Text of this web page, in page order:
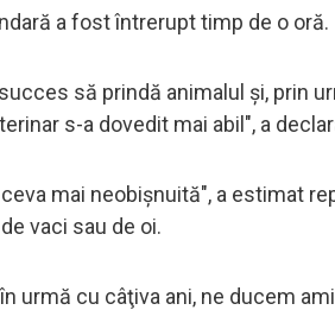
a fost întrerupt timp de o oră.
să prindă animalul şi, prin
s-a dovedit mai abil", a
mai neobişnuită", a estimat
vaci sau de oi.
urmă cu câţiva ani, ne ducem